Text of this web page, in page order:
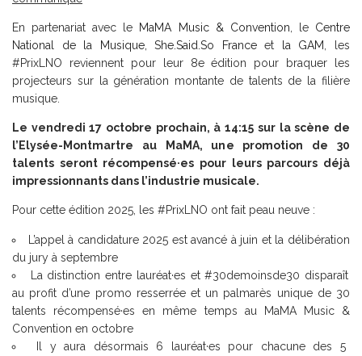
En partenariat avec le MaMA Music & Convention , le Centre
National de la Musique, She.Said.So Franceet la GAM
, les
#PrixLNO reviennent pour leur 8e édition pour braquer les
projecteurs sur la génération montante de talents de la filière
musique.
Le vendredi 17 octobre prochain, à 14:15 sur la scène de
l’Elysée-Montmartre au MaMA, une promotion de 30
talents seront récompensé·es pour leurs parcours déjà
impressionnants dans l’industrie musicale.
Pour cette édition 2025, les #PrixLNO ont fait peau neuve :
L’appel à candidature 2025 est avancé à juin et la délibération
du jury à septembre
La distinction entre lauréat·es et #30demoinsde30 disparaît
au profit d’une promo resserrée et un palmarès unique de 30
talents récompensé·es en même temps au MaMA Music &
Convention en octobre
Il y aura désormais 6 lauréat·es pour chacune des 5